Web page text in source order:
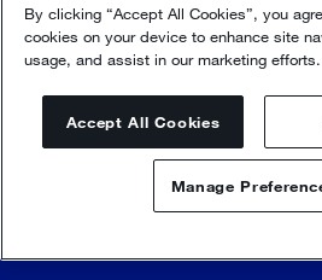
Trust and security
Condizioni d'uso
By clicking “Accept All Cookies”, you
cookies on your device to enhance site
usage, and assist in our marketing efforts.
Accept All Cookies
Manage